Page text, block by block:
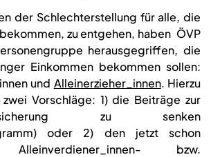
der Schlechterstellung für alle, die
zu entgehen, haben ÖVP
herausgegriffen, die
Einkommen bekommen sollen:
und Alleinerzieher_innen. Hierzu
Vorschläge: 1) die Beiträge zur
zu senken
oder 2) den jetzt schon
Alleinverdiener_innen- bzw.